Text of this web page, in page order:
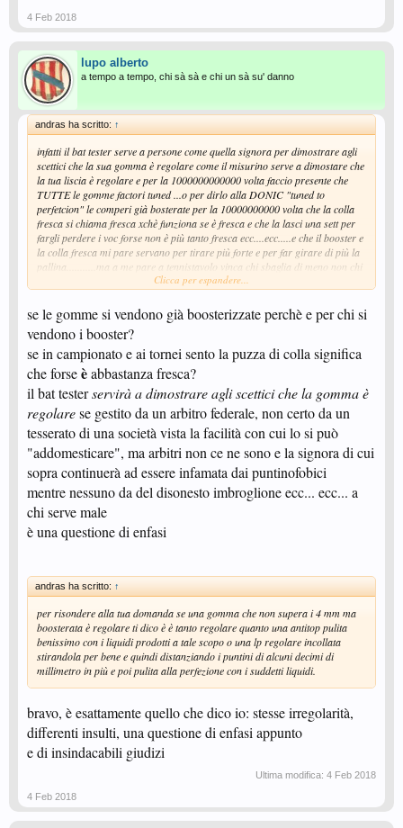
4 Feb 2018
lupo alberto
a tempo a tempo, chi sà sà e chi un sà su' danno
andras ha scritto: ↑
infatti il bat tester serve a persone come quella signora per dimostrare agli
scettici che la sua gomma è regolare come il misurino serve a dimostare che
la tua liscia è regolare e per la 1000000000000 volta faccio presente che
TUTTE le gomme factori tuned ...o per dirlo alla DONIC "tuned to
perfetcion" le comperi già bosterate per la 10000000000 volta che la colla
fresca si chiama fresca xchè funziona se è fresca e che la lasci una sett per
fargli perdere i voc forse non è più tanto fresca ecc....ecc.....e che il booster e
la colla fresca mi pare servano per tirare più forte e per far girare di più la
pallina...........ma a me pare a tennistavolo vinca chi sbaglia di meno non chi
tira più forte........ a poi ricordo che ultimamente sembra che il problema per
dovrebbero girare di più......
sai che alla fine il
consiglio che mi hanno dato anni fà quando mi lamentavo delle lp tarocche
non era così sbagliato
Clicca per espandere...
se le gomme si vendono già boosterizzate perchè e per chi si
vendono i booster?
se in campionato e ai tornei sento la puzza di colla significa
che forseèabbastanza fresca?
il bat testerservirà a dimostrare agli scettici che la gomma è
regolarese gestito da un arbitro federale, non certo da un
tesserato di una società vista la facilità con cui lo si può
"addomesticare", ma arbitri non ce ne sono e la signora di cui
sopra continuerà ad essere infamata dai puntinofobici
mentre nessuno da del disonesto imbroglione ecc... ecc... a
chi serve male
è una questione di enfasi
andras ha scritto: ↑
per risondere alla tua domanda se una gomma che non supera i 4 mm ma
boosterata è regolare ti dico è è tanto regolare quanto una antitop pulita
benissimo con i liquidi prodotti a tale scopo o una lp regolare incollata
stirandola per bene e quindi distanziando i puntini di alcuni decimi di
millimetro in più e poi pulita alla perfezione con i suddetti liquidi.
bravo, è esattamente quello che dico io: stesse irregolarità,
differenti insulti, una questione di enfasi appunto
e di insindacabili giudizi
Ultima modifica: 4 Feb 2018
4 Feb 2018